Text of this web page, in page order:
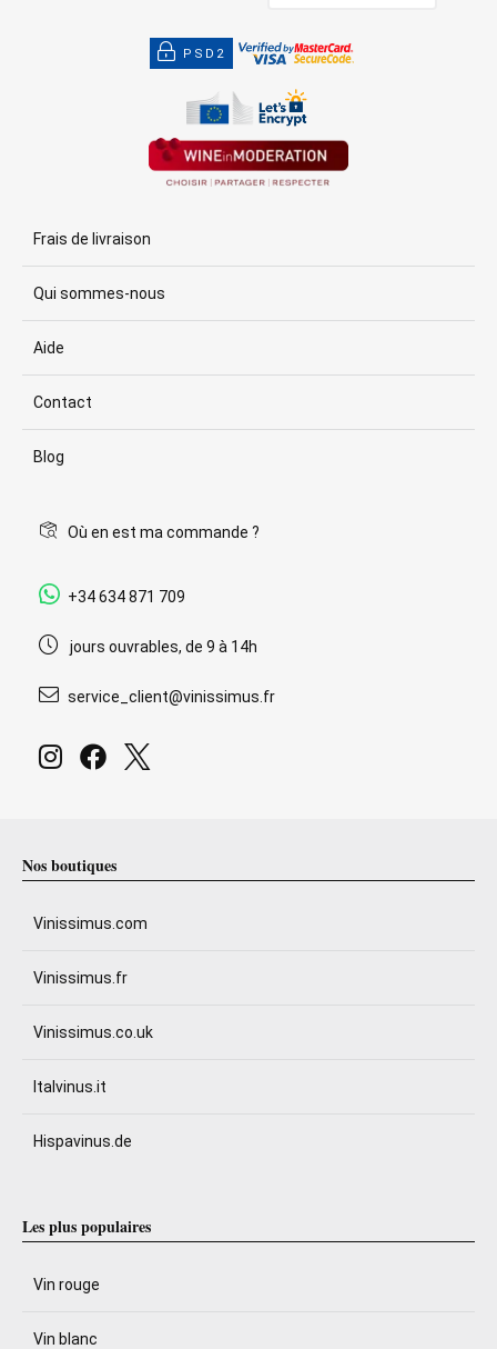
PSD2
Frais de livraison
Qui sommes-nous
Aide
Contact
Blog
Où en est ma commande ?
+34 634 871 709
jours ouvrables, de 9 à 14h
service_client@vinissimus.fr
Nos boutiques
Vinissimus.com
Vinissimus.fr
Vinissimus.co.uk
Italvinus.it
Hispavinus.de
Les plus populaires
Vin rouge
Vin blanc